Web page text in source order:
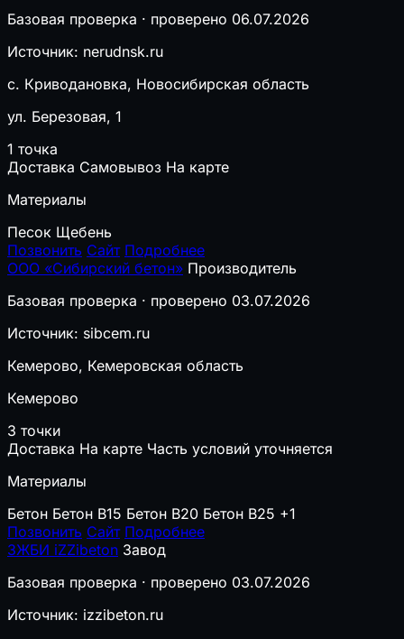
Базовая проверка · проверено 06.07.2026
Источник: nerudnsk.ru
с. Криводановка, Новосибирская область
ул. Березовая, 1
1 точка
Доставка Самовывоз На карте
Материалы
Песок Щебень
Позвонить Сайт Подробнее
ООО «Сибирский бетон» Производитель
Базовая проверка · проверено 03.07.2026
Источник: sibcem.ru
Кемерово, Кемеровская область
Кемерово
3 точки
Доставка На карте Часть условий уточняется
Материалы
Бетон Бетон B15 Бетон B20 Бетон B25 +1
Позвонить Сайт Подробнее
ЗЖБИ iZZibeton Завод
Базовая проверка · проверено 03.07.2026
Источник: izzibeton.ru